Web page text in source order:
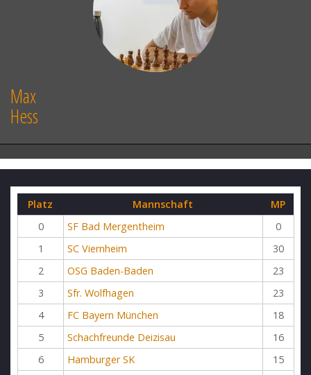
Max
Hess
Platz Mannschaft
MP
0
SF Bad Mergentheim
0
1
SC Viernheim
30
2
OSG Baden-Baden
23
3
Sfr. Wolfhagen
23
4
FC Bayern München
18
5
Schachfreunde Deizisau
16
6
Hamburger SK
15